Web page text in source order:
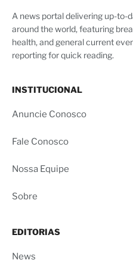
A news portal delivering up-to-
around the world, featuring
health, and general current
reporting for quick reading.
INSTITUCIONAL
Anuncie Conosco
Fale Conosco
Nossa Equipe
Sobre
EDITORIAS
News